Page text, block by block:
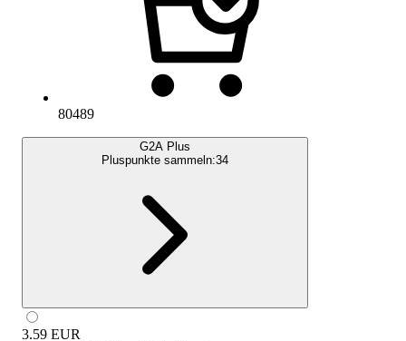
80489
G2A Plus
Pluspunkte sammeln:34
3.59 EUR